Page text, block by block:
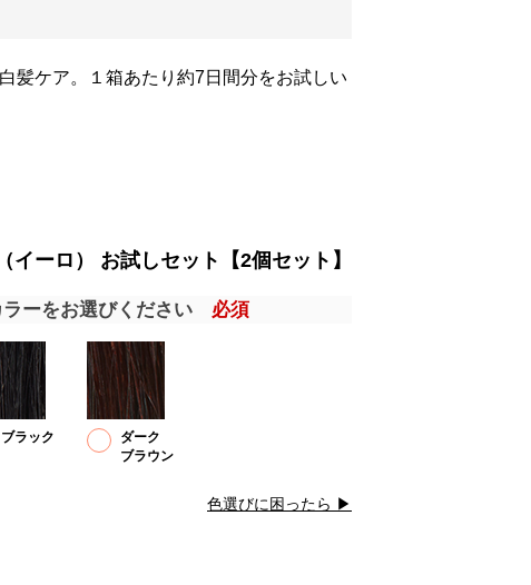
髪ケア。１箱あたり約7日間分をお試しい
イーロ） お試しセット【2個セット】
ラーをお選びください 必須
ブラック
ダーク
ブラウン
色選びに困ったら ▶︎